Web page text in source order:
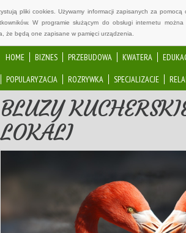
pliki cookies. Używamy informacji zapisanych za
W programie służącym do obsługi internetu
że będą one zapisane w pamięci urządzenia.
HOME BIZNES PRZEBUDOWA KWATERA
POPULARYZACJA
ROZRYWKA SPECJALIZACJE
BLUZY
LOKALI